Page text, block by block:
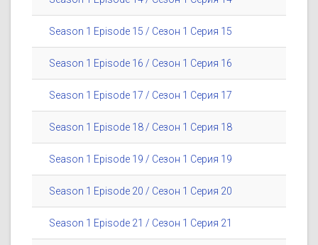
Season 1 Episode 15 / Сезон 1 Серия 15
Season 1 Episode 16 / Сезон 1 Серия 16
Season 1 Episode 17 / Сезон 1 Серия 17
Season 1 Episode 18 / Сезон 1 Серия 18
Season 1 Episode 19 / Сезон 1 Серия 19
Season 1 Episode 20 / Сезон 1 Серия 20
Season 1 Episode 21 / Сезон 1 Серия 21